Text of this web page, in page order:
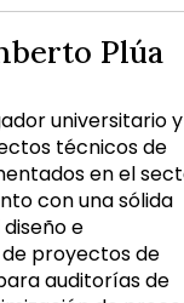
Plúa
universitario y
técnicos de
en el
con una sólida
e
proyectos de
auditorías de